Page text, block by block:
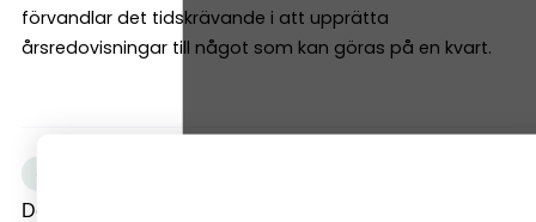
förvandlar det tidskrävande i att upprätta
årsredovisningar till något som kan göras på en kvart.
Dela artikeln